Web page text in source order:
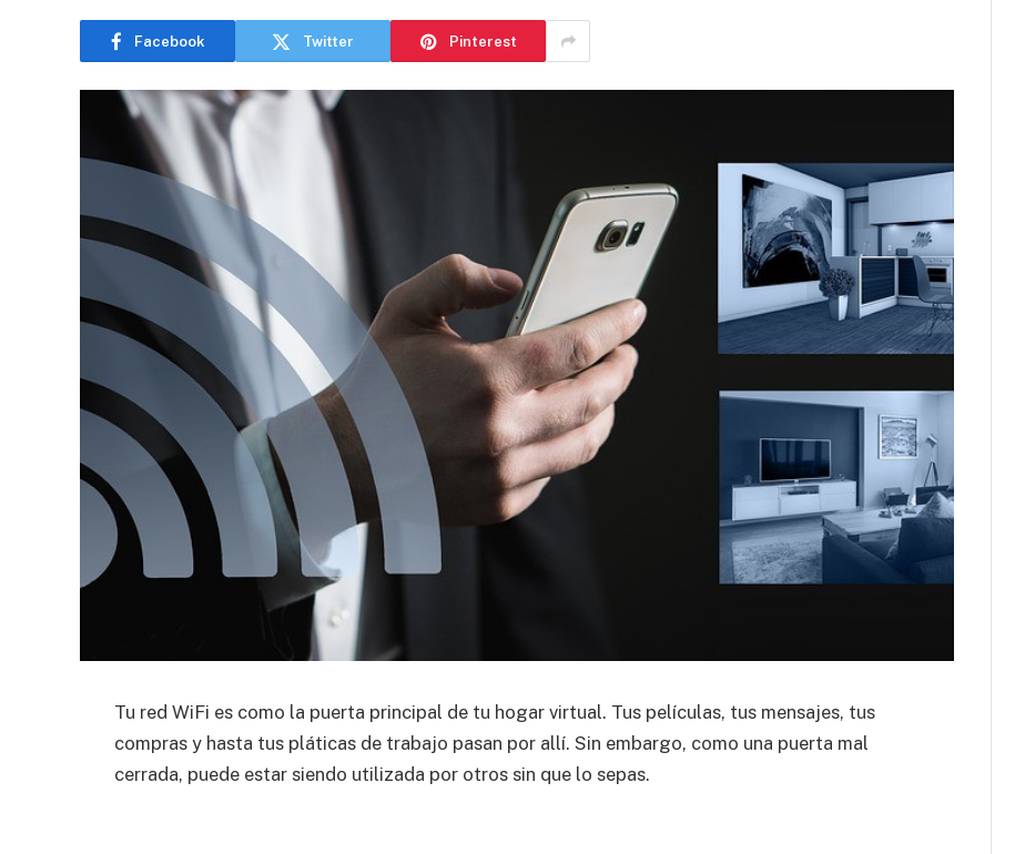
Facebook Twitter Pinterest
Tu red WiFi es como la puerta principal de tu hogar virtual. Tus películas, tus mensajes, tus
compras y hasta tus pláticas de trabajo pasan por allí. Sin embargo, como una puerta mal
cerrada, puede estar siendo utilizada por otros sin que lo sepas.